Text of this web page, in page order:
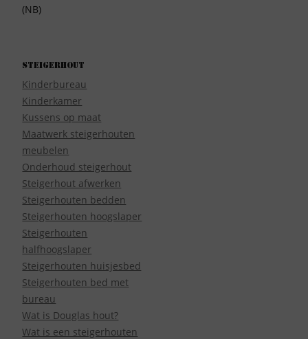
(NB)
Steigerhout
Kinderbureau
Kinderkamer
Kussens op maat
Maatwerk steigerhouten
meubelen
Onderhoud steigerhout
Steigerhout afwerken
Steigerhouten bedden
Steigerhouten hoogslaper
Steigerhouten
halfhoogslaper
Steigerhouten huisjesbed
Steigerhouten bed met
bureau
Wat is Douglas hout?
Wat is een steigerhouten